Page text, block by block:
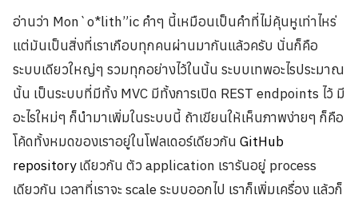
อ่านว่า Mon`o*lith”ic คำๆ นี้เหมือนเป็นคำที่ไม่คุ้นหูเท่าไหร่
แต่มันเป็นสิ่งที่เราเกือบทุกคนผ่านมากันแล้วครับ นั่นก็คือ
ระบบเดียวใหญ่ๆ รวมทุกอย่างไว้ในนั้น ระบบเทพอะไรประมาณ
นั้น เป็นระบบที่มีทั้ง MVC มีทั้งการเปิด REST endpoints ไว้ มี
อะไรใหม่ๆ ก็นำมาเพิ่มในระบบนี้ ถ้าเขียนให้เห็นภาพง่ายๆ ก็คือ
โค้ดทั้งหมดของเราอยู่ในโฟลเดอร์เดียวกัน GitHub
repositoryเดียวกัน ตัว application เรารันอยู่ process
เดียวกัน เวลาที่เราจะ scale ระบบออกไป เราก็เพิ่มเครื่อง แล้วก็